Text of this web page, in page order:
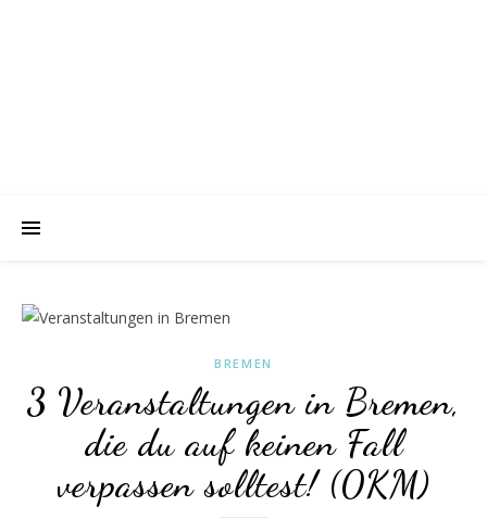
BREMEN
3 Veranstaltungen in Bremen,
die du auf keinen Fall
verpassen solltest! (0KM)